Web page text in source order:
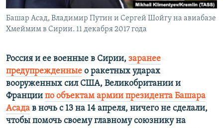
Все сайты РСЕ/РС
Башар Асад, Владимир Путин и Сергей Шойгу на авиабазе
Хмеймим в Сирии. 11 декабря 2017 года
Россия и ее военные в Сирии, заранее
предупрежденные о ракетных ударах
вооруженных сил США, Великобритании и
Франции по объектам армии президента Башара
Асада в ночь с 13 на 14 апреля, ничего не сделали,
чтобы помочь своему главному союзнику на